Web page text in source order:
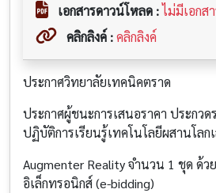
เอกสารดาวน์โหลด : ไม่มีเอกส
คลิกลิงค์ :คลิกลิงค์
ประกาศวิทยาลัยเทคนิคตราด
ประกาศผู้ชนะการเสนอราคา ประกว
ปฏิบัติการเรียนรู้เทคโนโลยีผสานโลก
Augmenter Reality จำนวน 1 ชุด ด้ว
อิเล็กทรอนิกส์ (e-bidding)